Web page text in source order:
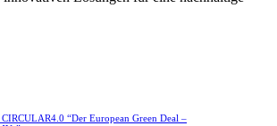
“Der European Green Deal –